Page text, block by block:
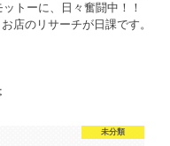
トーに、日々奮闘中！！
店のリサーチが日課です。
未分類